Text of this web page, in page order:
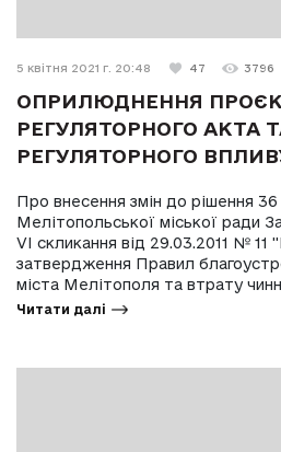
5 квітня 2021 г. 20:48 47 3796
ОПРИЛЮДНЕННЯ
РЕГУЛЯТОРНОГО АКТА
РЕГУЛЯТОРНОГО
Про внесення змін до рішення 36
Мелітопольської міської ради
VI скликання від 29.03.2011 № 11
затвердження Правил
міста Мелітополя та втрату
Читати далі